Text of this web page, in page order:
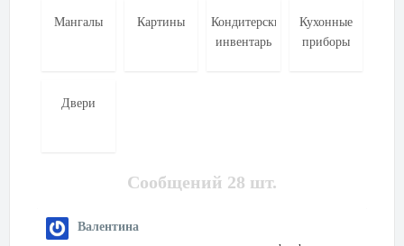
Мангалы Картины
Кондитерский
инвентарь
Кухонные
приборы
Двери
Сообщений 28 шт.
Валентина